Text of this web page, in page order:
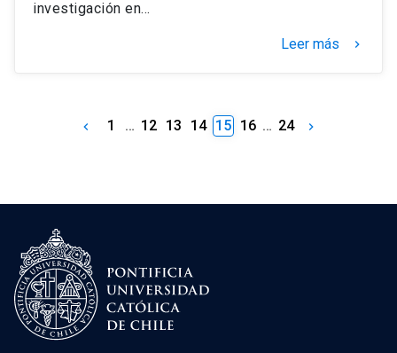
investigación en…
Leer más keyboard_arrow_right
keyboard_arrow_left 1 … 12 13 14 15 16 … 24 keyboard_arrow_right